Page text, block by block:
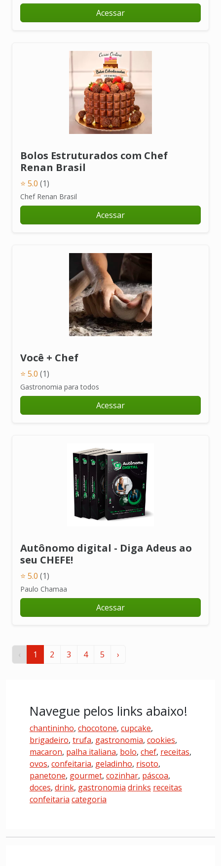
Acessar
Bolos Estruturados com Chef
Renan Brasil
⭐ 5.0 (1)
Chef Renan Brasil
Acessar
Você + Chef
⭐ 5.0 (1)
Gastronomia para todos
Acessar
Autônomo digital - Diga Adeus ao
seu CHEFE!
⭐ 5.0 (1)
Paulo Chamaa
Acessar
‹ 1 2 3 4 5 ›
Navegue pelos links abaixo!
chantininho, chocotone, cupcake,
brigadeiro, trufa, gastronomia, cookies,
macaron, palha italiana, bolo, chef, receitas,
ovos, confeitaria, geladinho, risoto,
panetone, gourmet, cozinhar, páscoa,
doces, drink, gastronomia drinks receitas
confeitaria categoria